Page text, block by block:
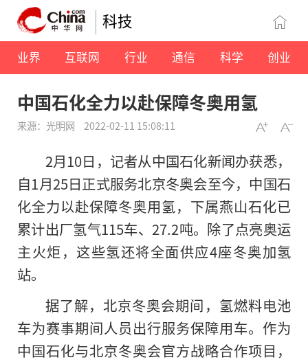
科技
业界 互联网 行业 通信 科学 创业
中国石化全力以赴保障冬奥用氢
来源：光明网 2022-02-11 15:08:11
2月10日，记者从中国石化新闻办获悉，
自1月25日正式服务北京冬奥会至今，中国石
化全力以赴保障冬奥用氢，下属燕山石化已
累计出厂氢气115车、27.2吨。除了点亮奥运
主火炬，这些氢还将全面供应4座冬奥加氢
站。
据了解，北京冬奥会期间，氢燃料电池
车为赛事期间人员出行服务保障用车。作为
中国石化与北京冬奥会官方战略合作项目，